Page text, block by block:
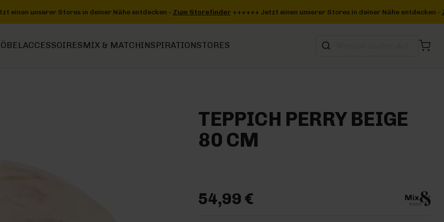
-Zum Storefinder++++++ Jetzt einen unserer Stores in deiner Nähe entdecken -Zum Storefinder+++
ACCESSOIRESMIX & MATCHINSPIRATIONSTORES
TEPPICH PERRY BEIGE
80 CM
54,99 €